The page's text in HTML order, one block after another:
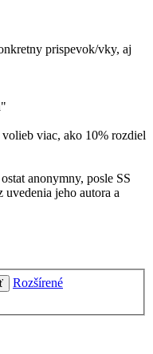
prispevok/vky, aj
viac, ako 10% rozdiel
anonymny, posle SS
jeho autora a
Rozšírené